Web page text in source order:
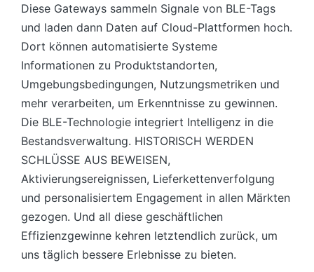
Diese Gateways sammeln Signale von BLE-Tags
und laden dann Daten auf Cloud-Plattformen hoch.
Dort können automatisierte Systeme
Informationen zu Produktstandorten,
Umgebungsbedingungen, Nutzungsmetriken und
mehr verarbeiten, um Erkenntnisse zu gewinnen.
Die BLE-Technologie integriert Intelligenz in die
Bestandsverwaltung. HISTORISCH WERDEN
SCHLÜSSE AUS BEWEISEN,
Aktivierungsereignissen, Lieferkettenverfolgung
und personalisiertem Engagement in allen Märkten
gezogen. Und all diese geschäftlichen
Effizienzgewinne kehren letztendlich zurück, um
uns täglich bessere Erlebnisse zu bieten.